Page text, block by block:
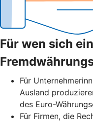
Für wen sich ein
Für
Ausland
des Euro-
Für Firmen, die